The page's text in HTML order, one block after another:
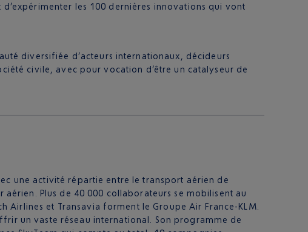
les 100 dernières innovations qui vont
diversifiée d’acteurs internationaux, décideurs
civile, avec pour vocation d’être un catalyseur de
une activité répartie entre le transport aérien de
Plus de 40 000 collaborateurs se mobilisent au
et Transavia forment le Groupe Air France-KLM.
un vaste réseau international. Son programme de